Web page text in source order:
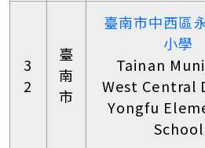
3
2
臺
南
市
臺南市中西區
小學
Tainan
West Central
Yongfu
School